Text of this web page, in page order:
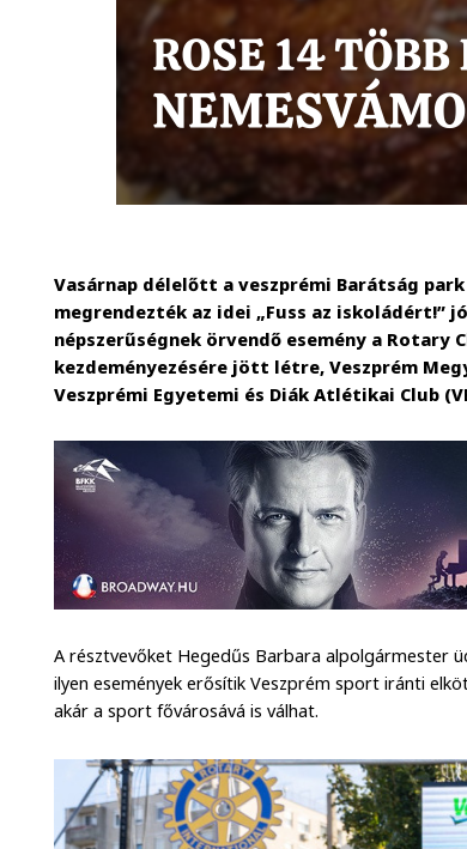
Vasárnap délelőtt a veszprémi Barátság
megrendezték az idei „Fuss az iskoládért!”
népszerűségnek örvendő esemény a Rotary
kezdeményezésére jött létre, Veszprém
Veszprémi Egyetemi és Diák Atlétikai Club
A résztvevőket Hegedűs Barbara alpolgármester
ilyen események erősítik Veszprém sport iránti
akár a sport fővárosává is válhat.